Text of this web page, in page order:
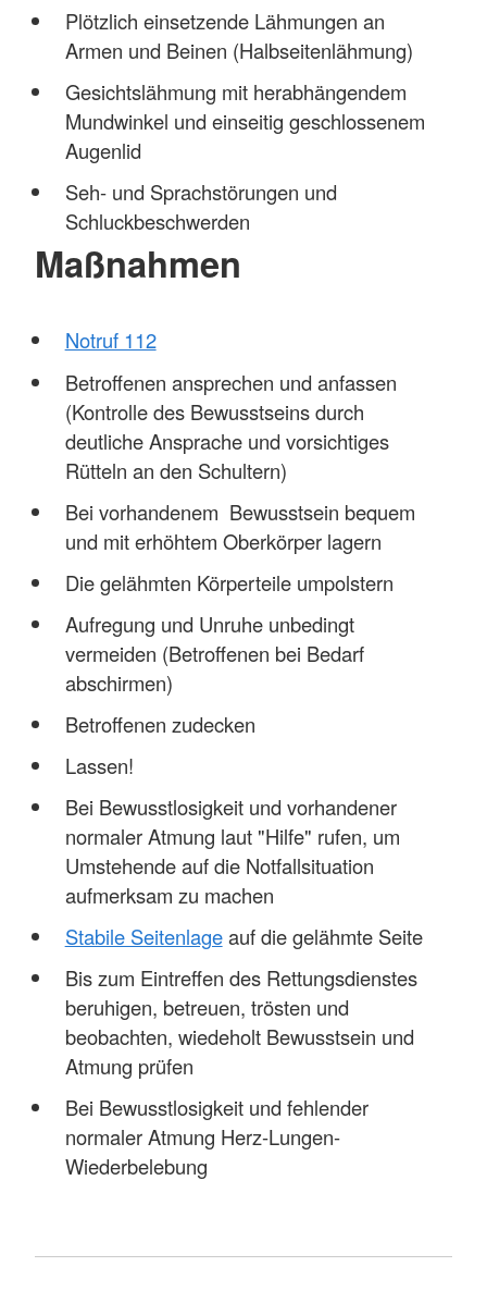
Plötzlich einsetzende Lähmungen an
Armen und Beinen (Halbseitenlähmung)
Gesichtslähmung mit herabhängendem
Mundwinkel und einseitig geschlossenem
Augenlid
Seh- und Sprachstörungen und
Schluckbeschwerden
Maßnahmen
Notruf 112
Betroffenen ansprechen und anfassen
(Kontrolle des Bewusstseins durch
deutliche Ansprache und vorsichtiges
Rütteln an den Schultern)
Bei vorhandenem Bewusstsein bequem
und mit erhöhtem Oberkörper lagern
Die gelähmten Körperteile umpolstern
Aufregung und Unruhe unbedingt
vermeiden (Betroffenen bei Bedarf
abschirmen)
Betroffenen zudecken
Lassen!
Bei Bewusstlosigkeit und vorhandener
normaler Atmung laut "Hilfe" rufen, um
Umstehende auf die Notfallsituation
aufmerksam zu machen
Stabile Seitenlageauf die gelähmte Seite
Bis zum Eintreffen des Rettungsdienstes
beruhigen, betreuen, trösten und
beobachten, wiedeholt Bewusstsein und
Atmung prüfen
Bei Bewusstlosigkeit und fehlender
normaler Atmung Herz-Lungen-
Wiederbelebung